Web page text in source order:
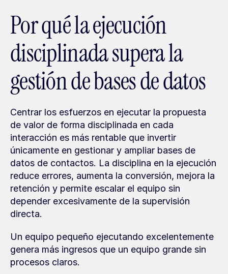
Por qué la ejecución
disciplinada supera la
gestión de bases de datos
Centrar los esfuerzos en ejecutar la propuesta
de valor de forma disciplinada en cada
interacción es más rentable que invertir
únicamente en gestionar y ampliar bases de
datos de contactos. La disciplina en la ejecución
reduce errores, aumenta la conversión, mejora la
retención y permite escalar el equipo sin
depender excesivamente de la supervisión
directa.
Un equipo pequeño ejecutando excelentemente
genera más ingresos que un equipo grande sin
procesos claros.